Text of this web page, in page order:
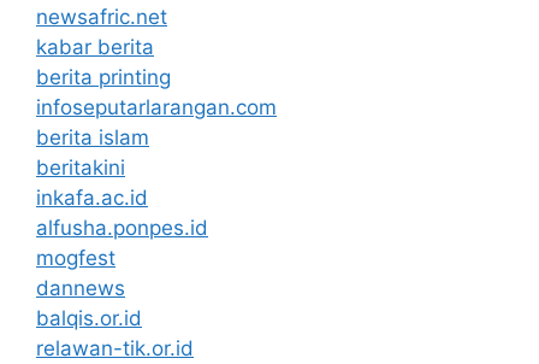
newsafric.net
kabar berita
berita printing
infoseputarlarangan.com
berita islam
beritakini
inkafa.ac.id
alfusha.ponpes.id
mogfest
dannews
balqis.or.id
relawan-tik.or.id